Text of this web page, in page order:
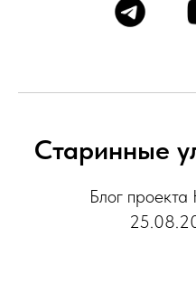
Старинные
Блог